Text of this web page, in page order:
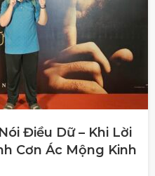
Điều Dữ – Khi Lời
Cơn Ác Mộng Kinh